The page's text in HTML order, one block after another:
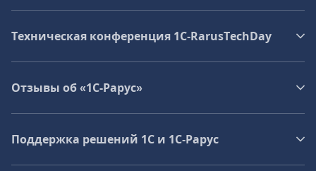
Техническая конференция 1C‑RarusTechDay
Отзывы об «1С-Рарус»
Поддержка решений 1С и 1С‑Рарус